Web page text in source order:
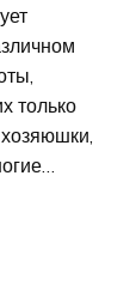
только